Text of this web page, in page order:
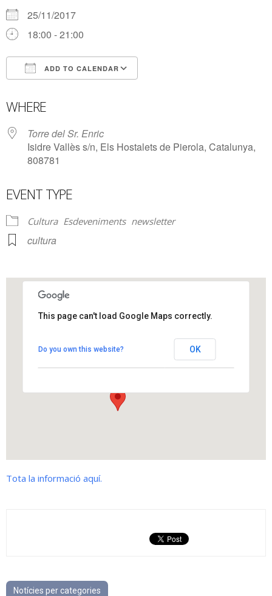
25/11/2017
18:00 - 21:00
ADD TO CALENDAR
WHERE
Torre del Sr. Enric
Isidre Vallès s/n, Els Hostalets de Pierola, Catalunya,
808781
EVENT TYPE
Cultura Esdeveniments newsletter
cultura
Isidre Vallès s/n - Els Hostalets de Pierola
View Events
This page can't load Google Maps correctly.
Do you own this website? OK
Tota la informació aquí.
Notícies per categories